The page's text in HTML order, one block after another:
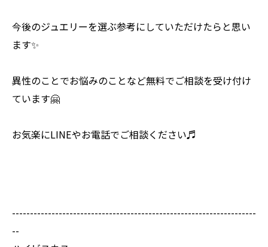
今後のジュエリーを選ぶ参考にしていただけたらと思い
ます✨
異性のことでお悩みのことなど無料でご相談を受け付け
ています🤗
お気楽にLINEやお電話でご相談ください♬
--------------------------------------------------------------------
--